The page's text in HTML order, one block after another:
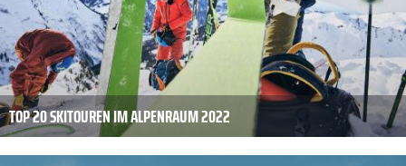
TOP 20 SKITOUREN IM ALPENRAUM 2022